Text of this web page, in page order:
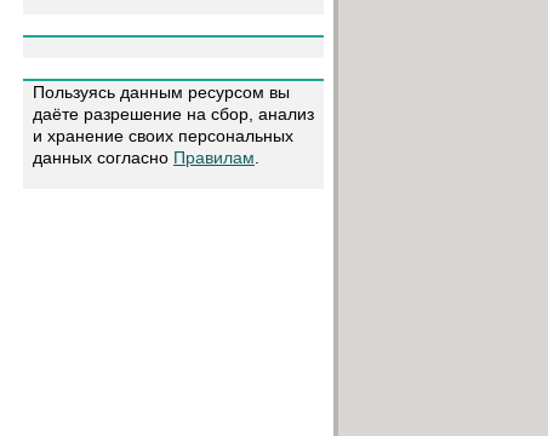
Пользуясь данным ресурсом вы
даёте разрешение на сбор, анализ
и хранение своих персональных
данных согласно Правилам